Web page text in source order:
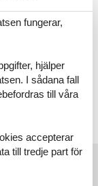
(1: 80x200; 1:
fungerar,
hjälper
I sådana fall
till våra
accepterar
till tredje part för